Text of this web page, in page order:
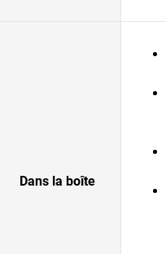
Dans la boîte